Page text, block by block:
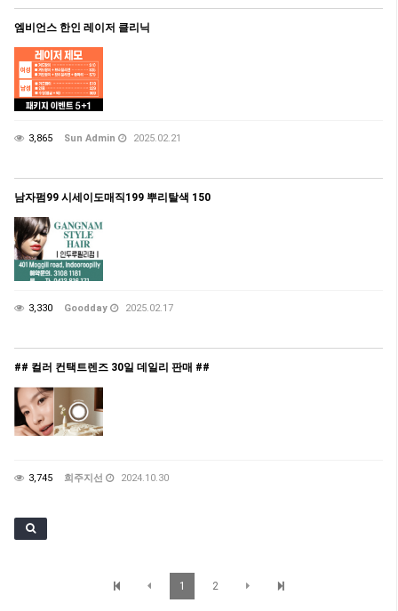
엠비언스 한인 레이저 클리닉
3,865 Sun Admin 2025.02.21
남자펌99 시세이도매직199 뿌리탈색 150
3,330 Goodday 2025.02.17
## 컬러 컨택트렌즈 30일 데일리 판매 ##
3,745 희주지선 2024.10.30
1 2